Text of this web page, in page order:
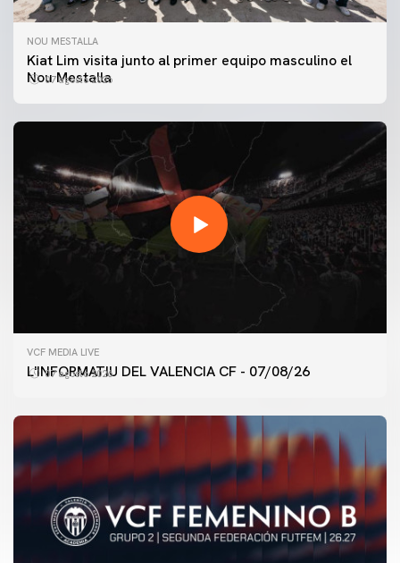
NOU MESTALLA
Kiat Lim visita junto al primer equipo masculino el
Nou Mestalla
07 agosto 2026
VCF MEDIA LIVE
L'INFORMATIU DEL VALENCIA CF - 07/08/26
07 agosto 2026